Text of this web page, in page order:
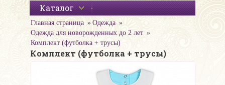
Каталог
Главная страница
Одежда
Одежда для новорожденных до 2 лет
Комплект (футболка + трусы)
Комплект (футболка + трусы)